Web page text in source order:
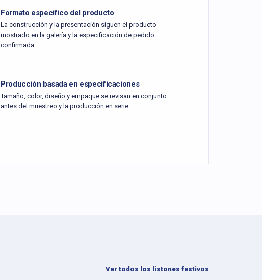
Formato específico del producto
La construcción y la presentación siguen el producto
mostrado en la galería y la especificación de pedido
confirmada.
Producción basada en especificaciones
Tamaño, color, diseño y empaque se revisan en conjunto
antes del muestreo y la producción en serie.
Ver todos los listones festivos